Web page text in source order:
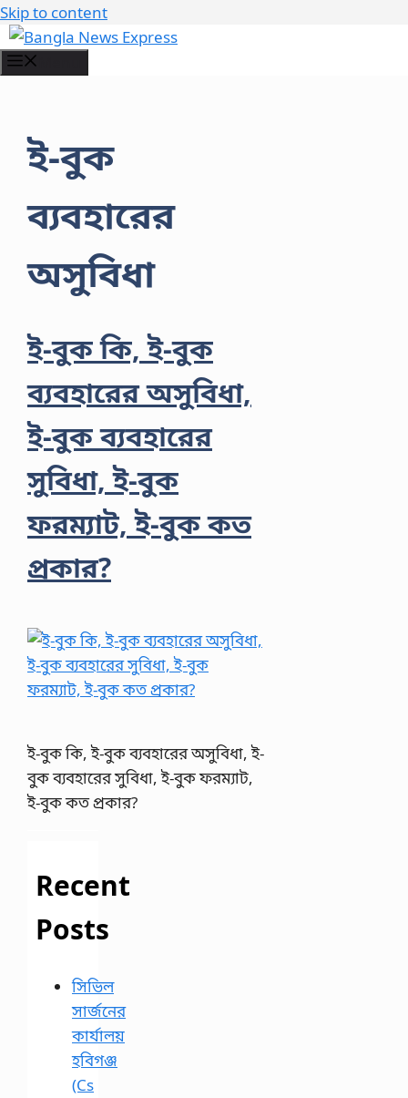
Skip to content
ই-বুক
ব্যবহারের
অসুবিধা
ই-বুক কি, ই-বুক
ব্যবহারের অসুবিধা,
ই-বুক ব্যবহারের
সুবিধা, ই-বুক
ফরম্যাট, ই-বুক কত
প্রকার?
ই-বুক কি, ই-বুক ব্যবহারের অসুবিধা, ই-
বুক ব্যবহারের সুবিধা, ই-বুক ফরম্যাট,
ই-বুক কত প্রকার?
Recent
Posts
সিভিল
সার্জনের
কার্যালয়
হবিগঞ্জ
(Cs